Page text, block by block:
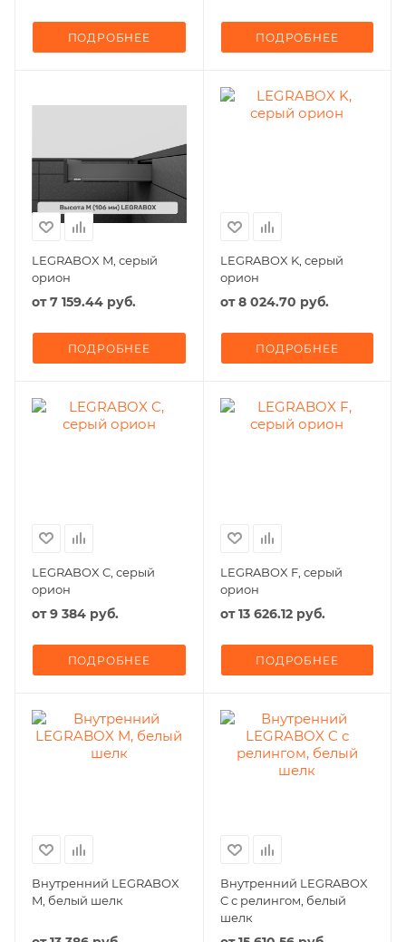
ПОДРОБНЕЕ ПОДРОБНЕЕ
LEGRABOX M, серый
орион
от7 159.44 руб.
ПОДРОБНЕЕ
LEGRABOX K, серый
орион
от8 024.70 руб.
ПОДРОБНЕЕ
LEGRABOX C, серый
орион
от9 384 руб.
ПОДРОБНЕЕ
LEGRABOX F, серый
орион
от13 626.12 руб.
ПОДРОБНЕЕ
Внутренний LEGRABOX
M, белый шелк
Внутренний LEGRABOX
C с релингом, белый
шелк